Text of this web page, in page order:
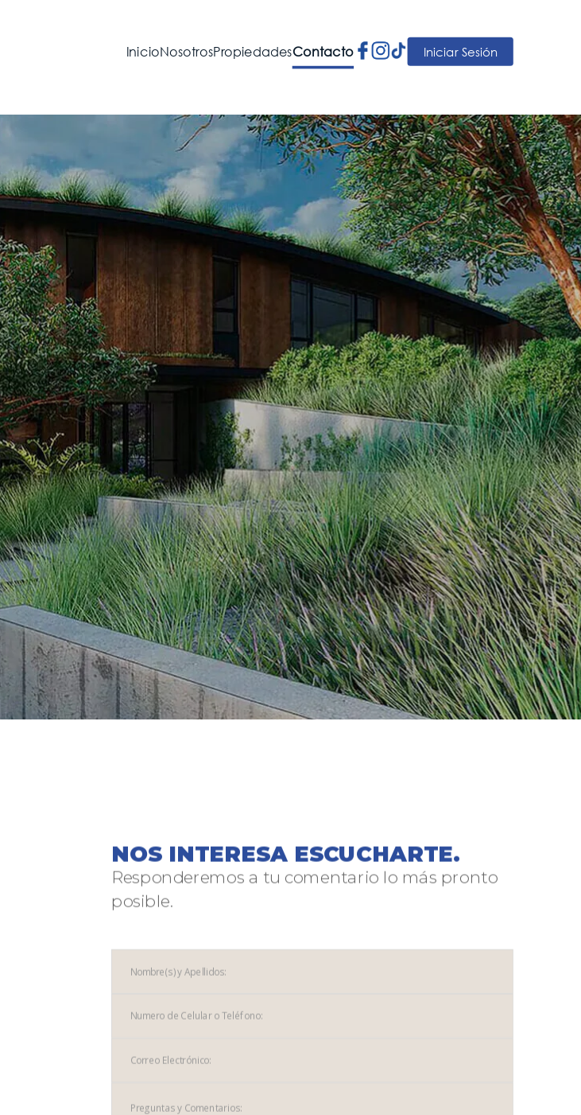
InicioNosotrosPropiedadesContacto Iniciar Sesión
NOS INTERESA ESCUCHARTE.
Responderemos a tu comentario lo más pronto
posible.